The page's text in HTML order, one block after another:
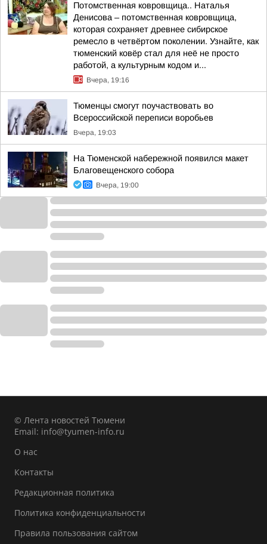
Потомственная ковровщица.. Наталья
Денисова – потомственная ковровщица,
которая сохраняет древнее сибирское
ремесло в четвёртом поколении. Узнайте, как
тюменский ковёр стал для неё не просто
работой, а культурным кодом и...
Вчера, 19:16
Тюменцы смогут поучаствовать во
Всероссийской переписи воробьев
Вчера, 19:03
На Тюменской набережной появился макет
Благовещенского собора
Вчера, 19:00
© Лента новостей Тюмени
Email: info@tyumen-info.ru
О нас
Контакты
Редакционная политика
Политика конфиденциальности
Правила пользования сайтом